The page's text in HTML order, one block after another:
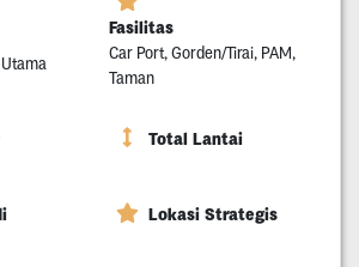
Fasilitas
Car Port, Gorden/Tirai, PAM,
Taman
Total Lantai
Lokasi Strategis